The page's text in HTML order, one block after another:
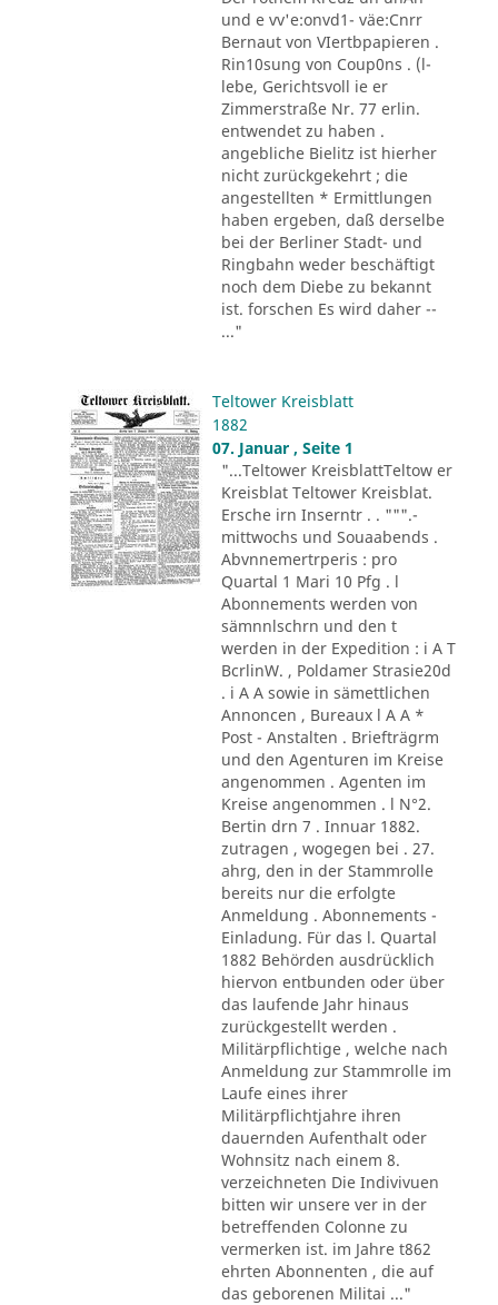
und e vv'e:onvd1- väe:Cnrr
Bernaut von VIertbpapieren .
Rin10sung von Coup0ns . (l-
lebe, Gerichtsvoll ie er
Zimmerstraße Nr. 77 erlin.
entwendet zu haben .
angebliche Bielitz ist hierher
nicht zurückgekehrt ; die
angestellten * Ermittlungen
haben ergeben, daß derselbe
bei der Berliner Stadt- und
Ringbahn weder beschäftigt
noch dem Diebe zu bekannt
ist. forschen Es wird daher --
..."
Teltower Kreisblatt
1882
07. Januar , Seite 1
"...Teltower KreisblattTeltow er
Kreisblat Teltower Kreisblat.
Ersche irn Inserntr . . """.-
mittwochs und Souaabends .
Abvnnemertrperis : pro
Quartal 1 Mari 10 Pfg . l
Abonnements werden von
sämnnlschrn und den t
werden in der Expedition : i A T
BcrlinW. , Poldamer Strasie20d
. i A A sowie in sämettlichen
Annoncen , Bureaux l A A *
Post - Anstalten . Briefträgrm
und den Agenturen im Kreise
angenommen . Agenten im
Kreise angenommen . l N°2.
Bertin drn 7 . Innuar 1882.
zutragen , wogegen bei . 27.
ahrg, den in der Stammrolle
bereits nur die erfolgte
Anmeldung . Abonnements -
Einladung. Für das l. Quartal
1882 Behörden ausdrücklich
hiervon entbunden oder über
das laufende Jahr hinaus
zurückgestellt werden .
Militärpflichtige , welche nach
Anmeldung zur Stammrolle im
Laufe eines ihrer
Militärpflichtjahre ihren
dauernden Aufenthalt oder
Wohnsitz nach einem 8.
verzeichneten Die Indivivuen
bitten wir unsere ver in der
betreffenden Colonne zu
vermerken ist. im Jahre t862
ehrten Abonnenten , die auf
das geborenen Militai ..."